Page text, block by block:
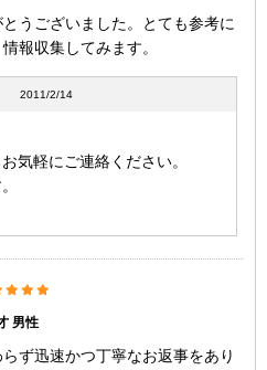
うございました。とても参考に
報収集してみます。
2011/2/14
気軽にご連絡ください。
男性
ず迅速かつ丁寧なお返事をあり